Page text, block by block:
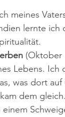
meines
lernte
(Oktober
Lebens.
was dort auf
dem